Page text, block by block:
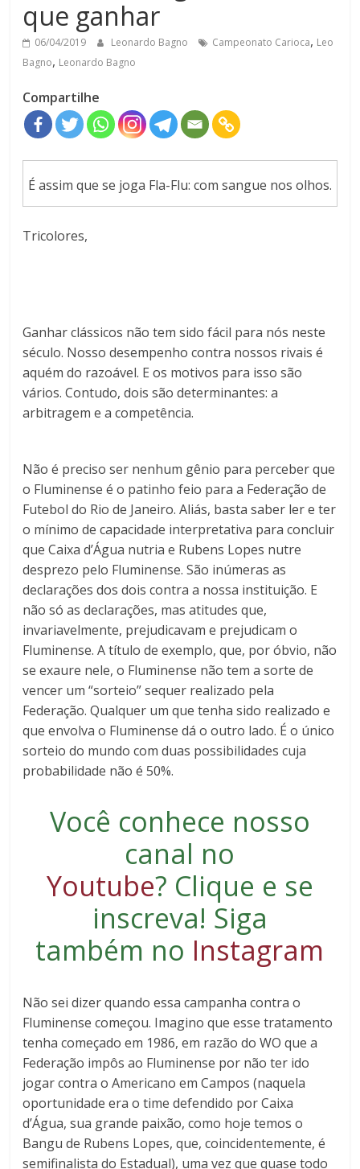
que ganhar
06/04/2019 Leonardo Bagno Campeonato Carioca, Leo
Bagno, Leonardo Bagno
Compartilhe
É assim que se joga Fla-Flu: com sangue nos olhos.
Tricolores,
Ganhar clássicos não tem sido fácil para nós neste
século. Nosso desempenho contra nossos rivais é
aquém do razoável. E os motivos para isso são
vários. Contudo, dois são determinantes: a
arbitragem e a competência.
Não é preciso ser nenhum gênio para perceber que
o Fluminense é o patinho feio para a Federação de
Futebol do Rio de Janeiro. Aliás, basta saber ler e ter
o mínimo de capacidade interpretativa para concluir
que Caixa d’Água nutria e Rubens Lopes nutre
desprezo pelo Fluminense. São inúmeras as
declarações dos dois contra a nossa instituição. E
não só as declarações, mas atitudes que,
invariavelmente, prejudicavam e prejudicam o
Fluminense. A título de exemplo, que, por óbvio, não
se exaure nele, o Fluminense não tem a sorte de
vencer um “sorteio” sequer realizado pela
Federação. Qualquer um que tenha sido realizado e
que envolva o Fluminense dá o outro lado. É o único
sorteio do mundo com duas possibilidades cuja
probabilidade não é 50%.
Você conhece nosso
canal no
Youtube? Clique e se
inscreva! Siga
também no Instagram
Não sei dizer quando essa campanha contra o
Fluminense começou. Imagino que esse tratamento
tenha começado em 1986, em razão do WO que a
Federação impôs ao Fluminense por não ter ido
jogar contra o Americano em Campos (naquela
oportunidade era o time defendido por Caixa
d’Água, sua grande paixão, como hoje temos o
Bangu de Rubens Lopes, que, coincidentemente, é
semifinalista do Estadual), uma vez que quase todo